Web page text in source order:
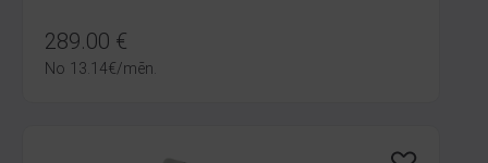
289.00 €
No 13.14€/mēn.